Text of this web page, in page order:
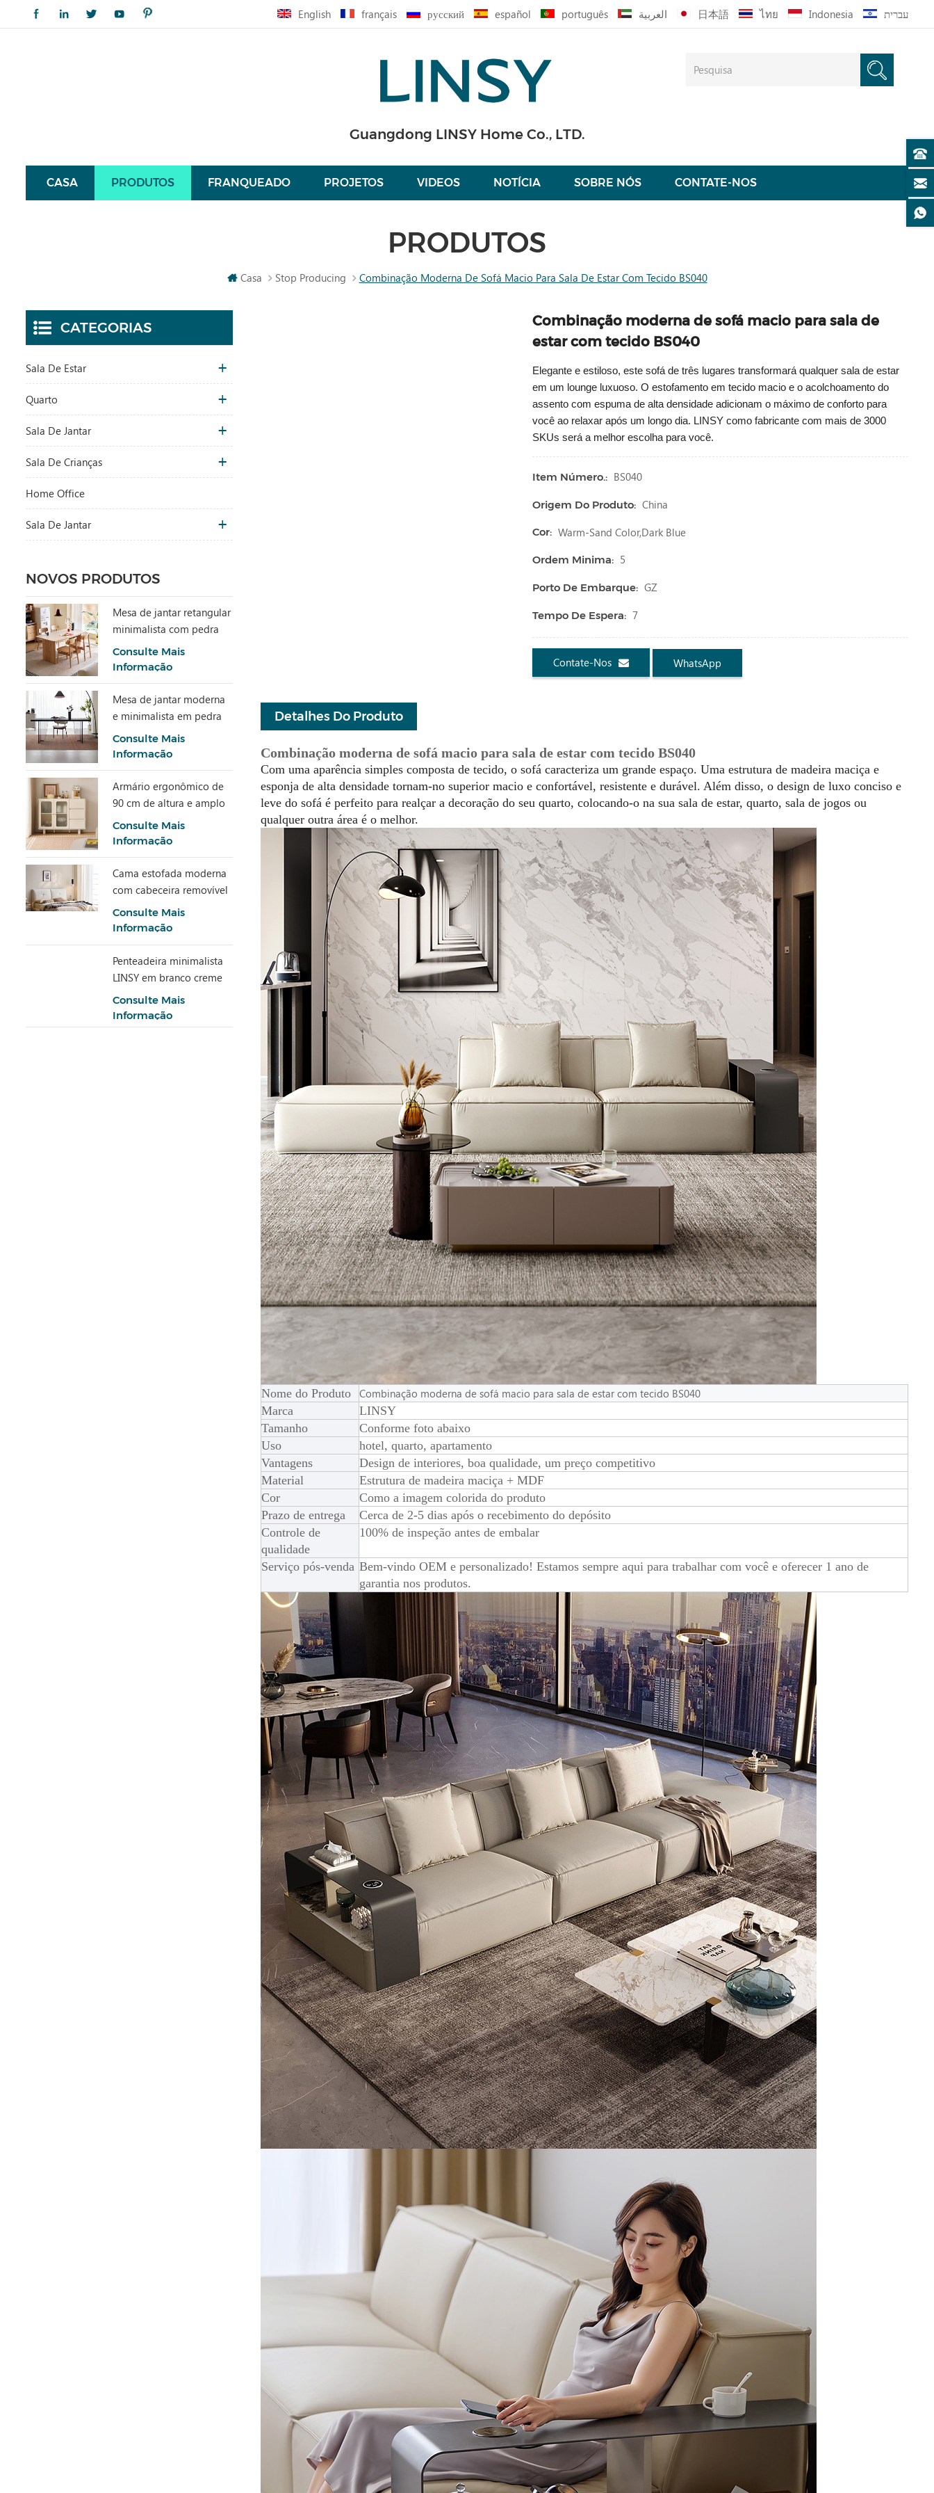
English français русский español português العربية 日本語 ไทย Indonesia עברית
Guangdong LINSY Home Co., LTD.
CASA PRODUTOS FRANQUEADO PROJETOS VIDEOS NOTÍCIA SOBRE NÓS CONTATE-NOS
PRODUTOS
Casa Stop Producing Combinação Moderna De Sofá Macio Para Sala De Estar Com Tecido BS040
Combinação moderna de sofá macio para sala de
estar com tecido BS040
Elegante e estiloso, este sofá de três lugares transformará qualquer sala de estar
em um lounge luxuoso. O estofamento em tecido macio e o acolchoamento do
assento com espuma de alta densidade adicionam o máximo de conforto para
você ao relaxar após um longo dia. LINSY como fabricante com mais de 3000
SKUs será a melhor escolha para você.
Item Número.: BS040
Origem Do Produto: China
Cor: Warm-Sand Color,dark Blue
Ordem Minima: 5
Porto De Embarque: GZ
Tempo De Espera: 7
Contate-Nos WhatsApp
Detalhes Do Produto
Combinação moderna de sofá macio para sala de estar com tecido BS040
Com uma aparência simples composta de tecido, o sofá caracteriza um grande espaço. Uma estrutura de madeira maciça e
esponja de alta densidade tornam-no superior macio e confortável, resistente e durável. Além disso, o design de luxo conciso e
leve do sofá é perfeito para realçar a decoração do seu quarto, colocando-o na sua sala de estar, quarto, sala de jogos ou
qualquer outra área é o melhor.
Nome do Produto
Combinação moderna de sofá macio para sala de estar com tecido BS040
Marca
LINSY
Tamanho
Conforme foto abaixo
Uso
hotel, quarto, apartamento
Vantagens
Design de interiores, boa qualidade, um preço competitivo
Material
Estrutura de madeira maciça + MDF
Cor
Como a imagem colorida do produto
Prazo de entrega
Cerca de 2-5 dias após o recebimento do depósito
Controle de
qualidade
100% de inspeção antes de embalar
Serviço pós-venda Bem-vindo OEM e personalizado! Estamos sempre aqui para trabalhar com você e oferecer 1 ano de
garantia nos produtos.
CATEGORIAS
Sala De Estar
Quarto
Sala De Jantar
Sala De Crianças
Home Office
Sala De Jantar
NOVOS PRODUTOS
Mesa de jantar retangular
minimalista com pedra
sinterizada LH586R4-C
Consulte Mais
Informação
Mesa de jantar moderna
e minimalista em pedra
cinza com detalhes em
acrílico transparente
Consulte Mais
Informação
Armário ergonômico de
90 cm de altura e amplo
espaço de
armazenamento TN1T-A
Consulte Mais
Informação
Cama estofada moderna
com cabeceira removível
BC663-A
Consulte Mais
Informação
Penteadeira minimalista
LINSY em branco creme
com armário UD6C-A
Consulte Mais
Informação